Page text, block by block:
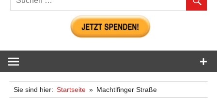
Sie sind hier: Startseite Machtlfinger Straße